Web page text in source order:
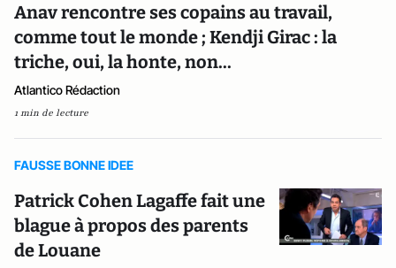
Anav rencontre ses copains au travail,
comme tout le monde ; Kendji Girac : la
triche, oui, la honte, non...
Atlantico Rédaction
1 min de lecture
FAUSSE BONNE IDEE
Patrick Cohen Lagaffe fait une
blague à propos des parents
de Louane